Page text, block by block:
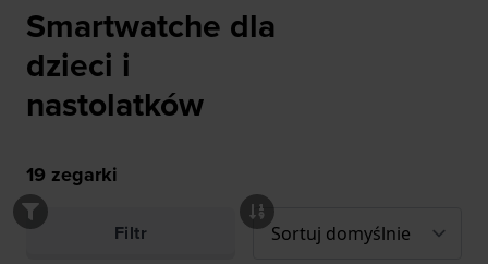
Smartwatche dla
dzieci i
nastolatków
19 zegarki
Filtr